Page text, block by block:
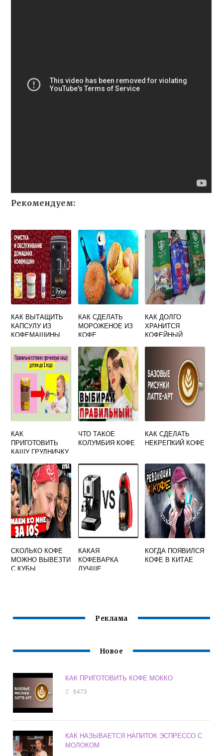
Рекомендуем:
КАК ВЫТАЩИТЬ
КАПСУЛУ ИЗ
КОФЕМАШИНЫ
КАК СДЕЛАТЬ
МОРОЖЕНОЕ ИЗ
КОФЕ
КАК ДОЛГО
ХРАНИТСЯ
КОФЕЙНЫЙ
КАК
ПРИГОТОВИТЬ
КАШУ ГРУДНИЧКУ
ЧТО ТАКОЕ
КОЛУМБИЯ КОФЕ
КАК СДЕЛАТЬ
НЕКРЕПКИЙ КОФЕ
СКОЛЬКО КОФЕ
МОЖНО ВЫВЕЗТИ
С КУБЫ
КАКАЯ
КОФЕВАРКА
ЛУЧШЕ
КОГДА ПОЯВИЛСЯ
КОФЕ В КИТАЕ
Реклама
Новое
КАК ПРИГОТОВИТЬ КОФЕ МОККО
6473
КАК НАЗЫВАЕТСЯ НАПИТОК ЭСПРЕССО С
МОЛОКОМ